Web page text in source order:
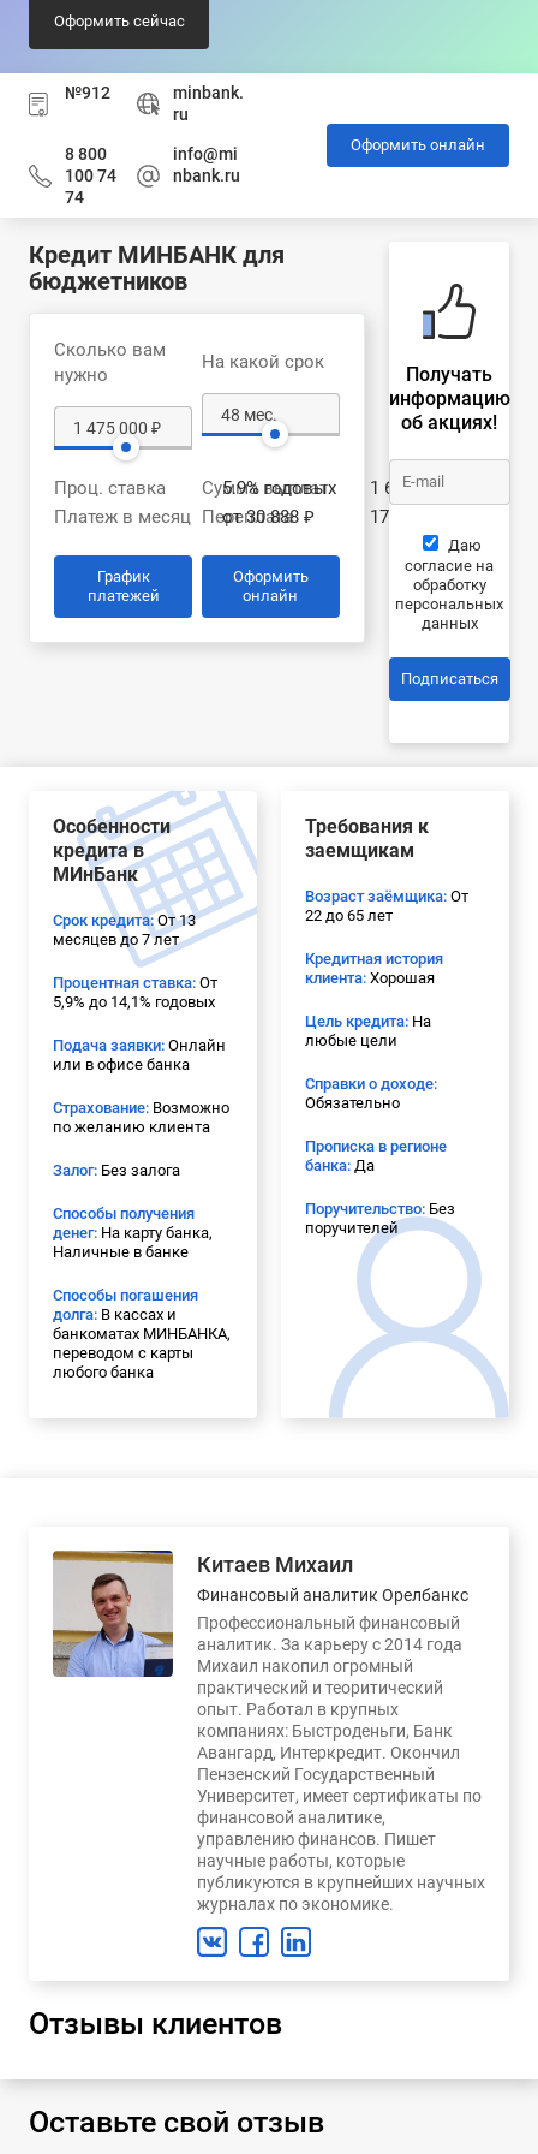
Оформить сейчас
№912
minbank.
ru
8 800
100 74
74
info@mi
nbank.ru
Оформить онлайн
Кредит МИНБАНК для
бюджетников
Сколько вам
нужно
На какой срок
Проц. ставка
5.9% годовых
Платеж в месяц
от 30 888 ₽
Сумма выплат
1 652 676 ₽
Переплата
177 676 ₽
График
платежей
Оформить
онлайн
Получать
информацию
об акциях!
Даю
согласие на
обработку
персональных
данных
Подписаться
Особенности
кредита в
МИнБанк
Срок кредита:От 13
месяцев до 7 лет
Процентная ставка: От
5,9% до 14,1% годовых
Подача заявки: Онлайн
или в офисе банка
Страхование: Возможно
по желанию клиента
Залог: Без залога
Способы получения
денег: На карту банка,
Наличные в банке
Способы погашения
долга: В кассах и
банкоматах МИНБАНКА,
переводом с карты
любого банка
Требования к
заемщикам
Возраст заёмщика: От
22 до 65 лет
Кредитная история
клиента: Хорошая
Цель кредита: На
любые цели
Справки о доходе:
Обязательно
Прописка в регионе
банка: Да
Поручительство: Без
поручителей
Китаев Михаил
Финансовый аналитик Орелбанкс
Профессиональный финансовый
аналитик. За карьеру с 2014 года
Михаил накопил огромный
практический и теоритический
опыт. Работал в крупных
компаниях: Быстроденьги, Банк
Авангард, Интеркредит. Окончил
Пензенский Государственный
Университет, имеет сертификаты по
финансовой аналитике,
управлению финансов. Пишет
научные работы, которые
публикуются в крупнейших научных
журналах по экономике.
Отзывы клиентов
Оставьте свой отзыв